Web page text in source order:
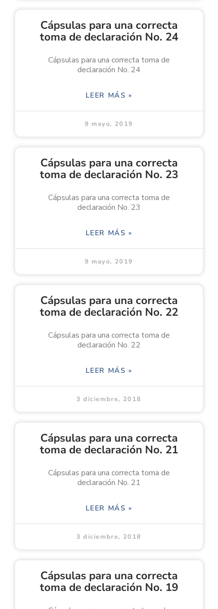
Cápsulas para una correcta
toma de declaración No. 24
Cápsulas para una correcta toma de
declaración No. 24
LEER MÁS »
9 mayo, 2019
Cápsulas para una correcta
toma de declaración No. 23
Cápsulas para una correcta toma de
declaración No. 23
LEER MÁS »
9 mayo, 2019
Cápsulas para una correcta
toma de declaración No. 22
Cápsulas para una correcta toma de
declaración No. 22
LEER MÁS »
3 diciembre, 2018
Cápsulas para una correcta
toma de declaración No. 21
Cápsulas para una correcta toma de
declaración No. 21
LEER MÁS »
3 diciembre, 2018
Cápsulas para una correcta
toma de declaración No. 19